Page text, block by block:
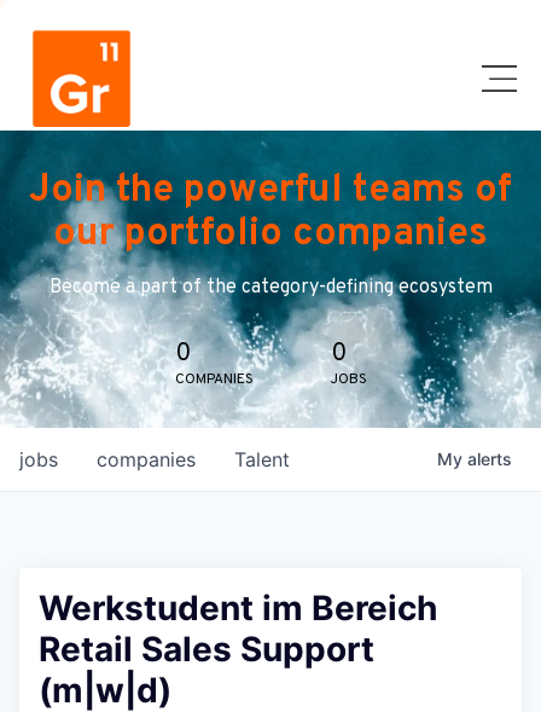
Join the powerful teams of
our portfolio companies
Become a part of the category-defining ecosystem
0
COMPANIES
0
JOBS
jobs companies Talent My alerts
Werkstudent im Bereich
Retail Sales Support
(m|w|d)